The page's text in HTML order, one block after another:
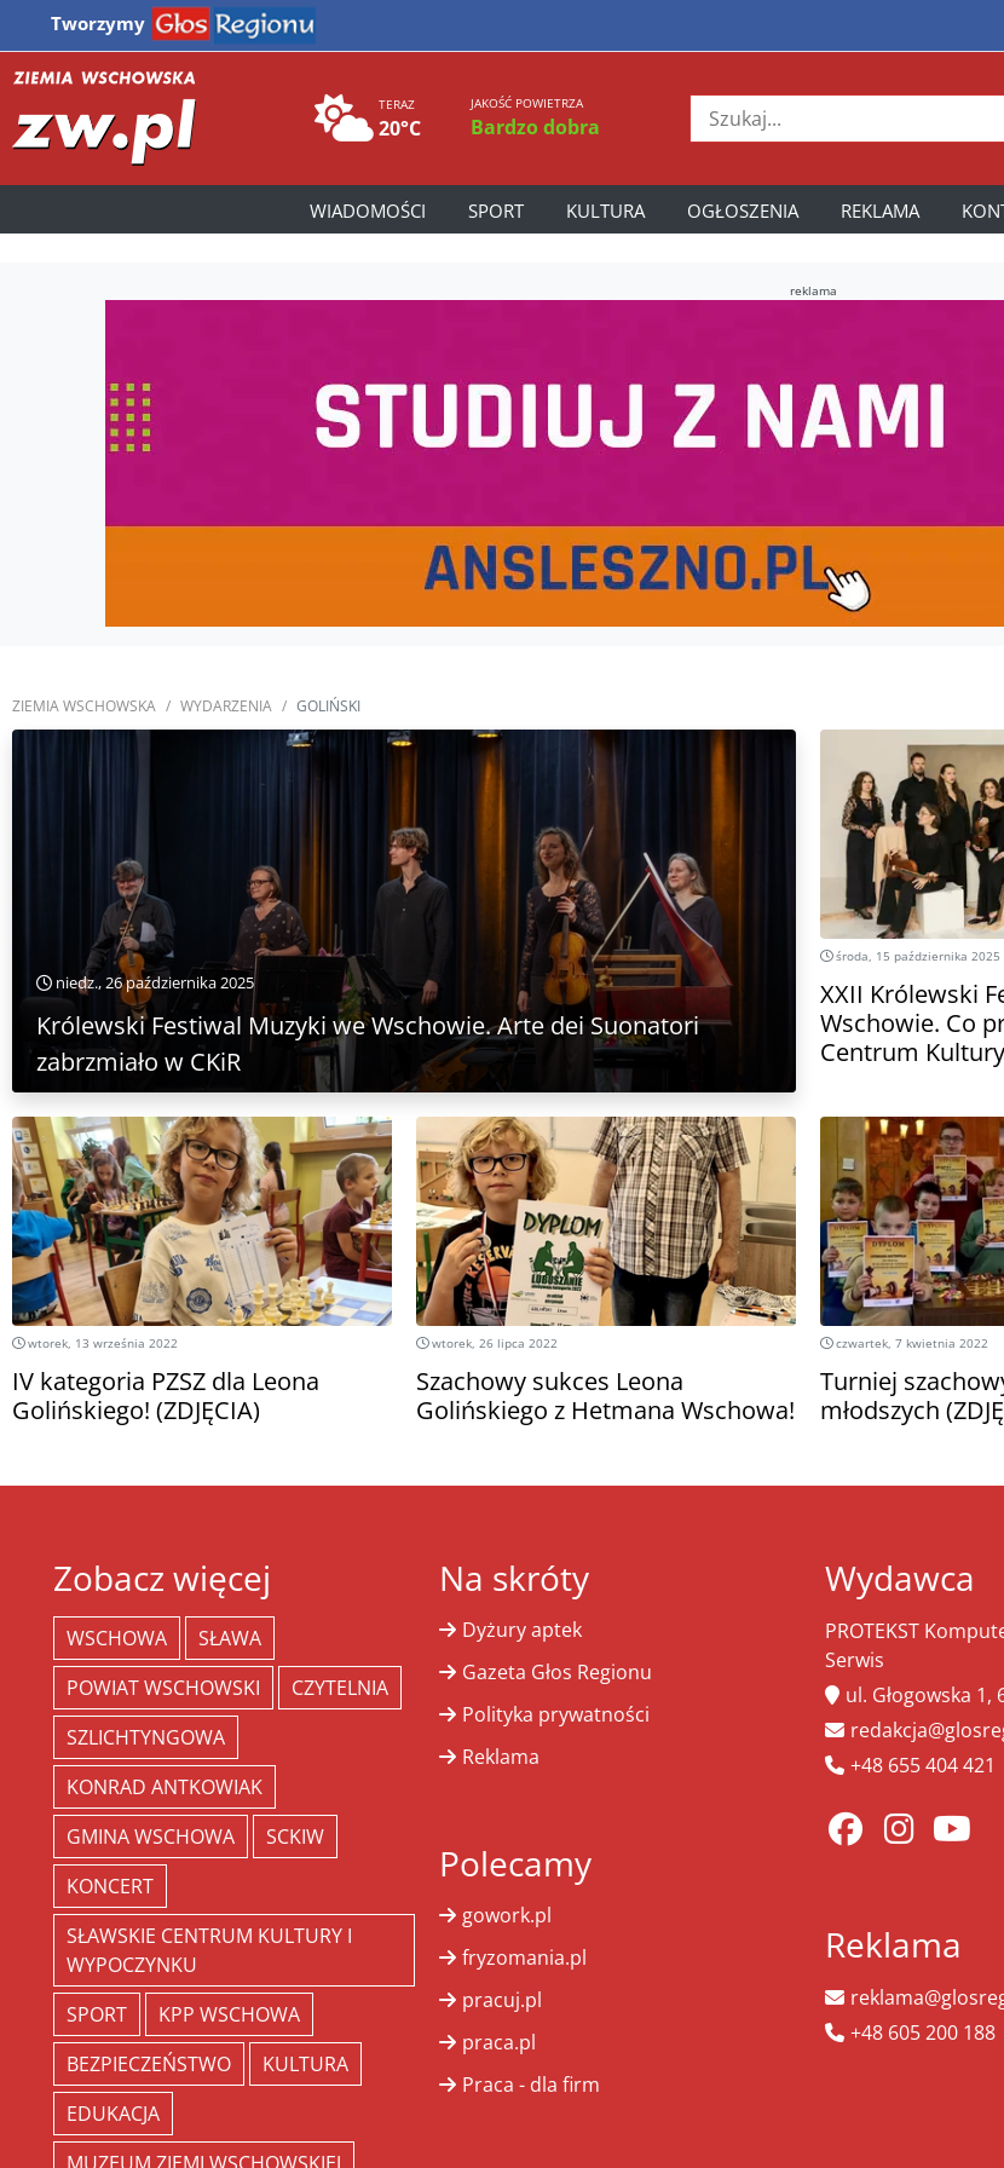
Tworzymy
TERAZ
20°C
JAKOŚĆ POWIETRZA
Bardzo dobra
WIADOMOŚCI SPORT KULTURA OGŁOSZENIA REKLAMA
reklama
ZIEMIA WSCHOWSKA WYDARZENIA GOLIŃSKI
niedz., 26 października 2025
Królewski Festiwal Muzyki we Wschowie. Arte dei Suonatori
zabrzmiało w CKiR
środa, 15 października 2025
XXII Królewski
Wschowie. Co
Centrum
wtorek, 13 września 2022
IV kategoria PZSZ dla Leona
Golińskiego! (ZDJĘCIA)
wtorek, 26 lipca 2022
Szachowy sukces Leona
Golińskiego z Hetmana Wschowa!
czwartek, 7 kwietnia 2022
Turniej
młodszych
Zobacz więcej
WSCHOWA
SŁAWA
POWIAT WSCHOWSKI
CZYTELNIA
SZLICHTYNGOWA
KONRAD ANTKOWIAK
GMINA WSCHOWA
SCKIW
KONCERT
SŁAWSKIE CENTRUM KULTURY I
WYPOCZYNKU
SPORT
KPP WSCHOWA
BEZPIECZEŃSTWO
KULTURA
EDUKACJA
Na skróty
Dyżury aptek
Gazeta Głos Regionu
Polityka prywatności
Reklama
Polecamy
gowork.pl
fryzomania.pl
pracuj.pl
praca.pl
Praca - dla firm
Wydawca
PROTEKST
Serwis
ul. Głogowska 1,
+48 655 404 421
Reklama
+48 605 200 188